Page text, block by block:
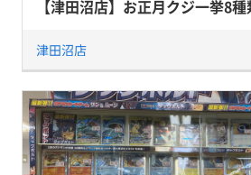
【津田沼店】お正月クジ一挙8種
津田沼店